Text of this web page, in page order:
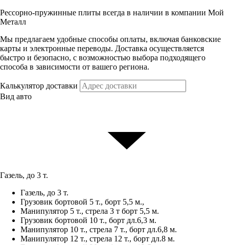
Рессорно-пружинные плиты всегда в наличии в компании Мой
Металл
Мы предлагаем удобные способы оплаты, включая банковские
карты и электронные переводы. Доставка осуществляется
быстро и безопасно, с возможностью выбора подходящего
способа в зависимости от вашего региона.
Калькулятор доставки
Вид авто
Газель, до 3 т.
Газель, до 3 т.
Грузовик бортовой 5 т., борт 5,5 м.,
Манипулятор 5 т., стрела 3 т борт 5,5 м.
Грузовик бортовой 10 т., борт дл.6,3 м.
Манипулятор 10 т., стрела 7 т., борт дл.6,8 м.
Манипулятор 12 т., стрела 12 т., борт дл.8 м.